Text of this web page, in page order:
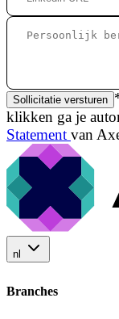
Sollicitatie versturen
klikken ga je
Statement van
nl
Branches